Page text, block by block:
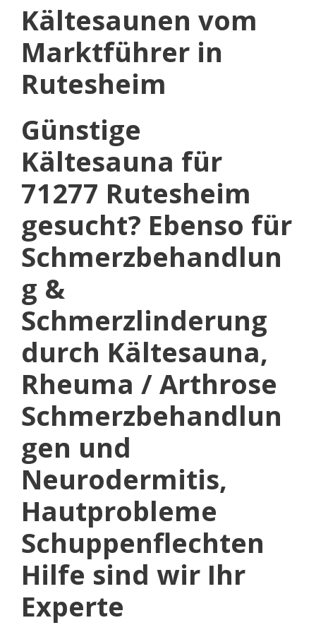
Kältesaunen vom
Marktführer in
Rutesheim
Günstige
Kältesauna für
71277 Rutesheim
gesucht? Ebenso für
Schmerzbehandlun
g &
Schmerzlinderung
durch Kältesauna,
Rheuma / Arthrose
Schmerzbehandlun
gen und
Neurodermitis,
Hautprobleme
Schuppenflechten
Hilfe sind wir Ihr
Experte